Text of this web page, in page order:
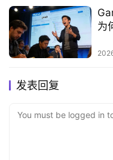
为
发表回复
You must be logged in